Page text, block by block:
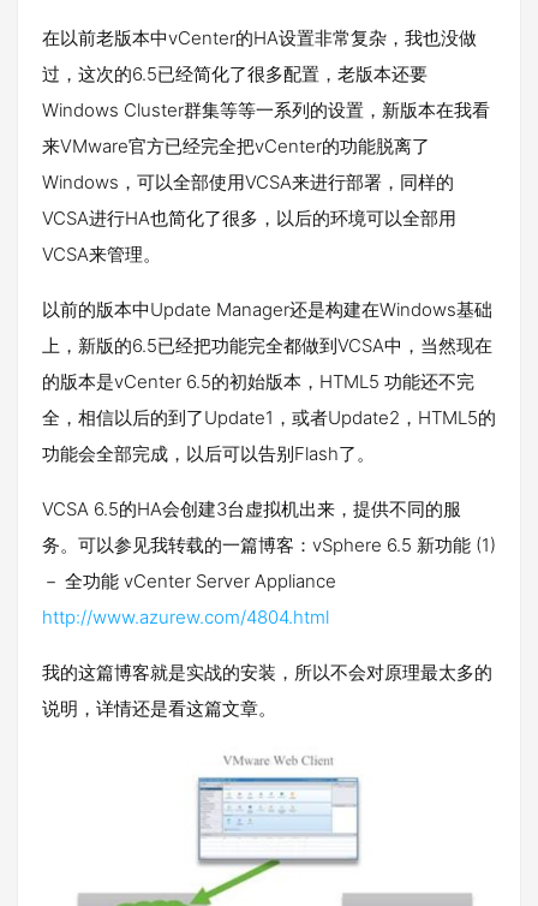
在以前老版本中vCenter的HA设置非常复杂，我也没做
过，这次的6.5已经简化了很多配置，老版本还要
Windows Cluster群集等等一系列的设置，新版本在我看
来VMware官方已经完全把vCenter的功能脱离了
Windows，可以全部使用VCSA来进行部署，同样的
VCSA进行HA也简化了很多，以后的环境可以全部用
VCSA来管理。
以前的版本中Update Manager还是构建在Windows基础
上，新版的6.5已经把功能完全都做到VCSA中，当然现在
的版本是vCenter 6.5的初始版本，HTML5 功能还不完
全，相信以后的到了Update1，或者Update2，HTML5的
功能会全部完成，以后可以告别Flash了。
VCSA 6.5的HA会创建3台虚拟机出来，提供不同的服
务。可以参见我转载的一篇博客：vSphere 6.5 新功能 (1)
－ 全功能 vCenter Server Appliance
http://www.azurew.com/4804.html
我的这篇博客就是实战的安装，所以不会对原理最太多的
说明，详情还是看这篇文章。